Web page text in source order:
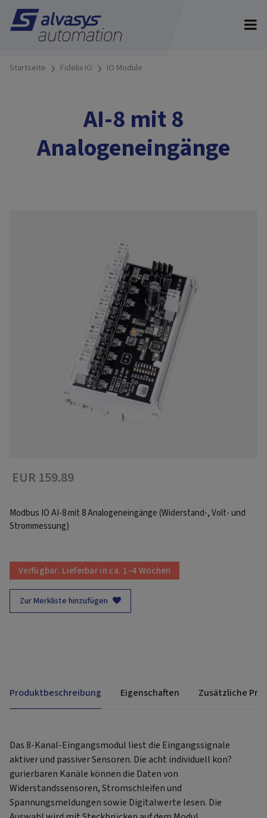
Startseite Fidelix IO IO Module
AI-8 mit 8
Analogeneingänge
EUR 159.89
Modbus IO AI-8 mit 8 Analogeneingänge (Widerstand-, Volt- und
Strommessung)
Verfügbar: Lieferbar in ca. 1-4 Wochen
Zur Merkliste hinzufügen
Produktbeschreibung Eigenschaften Zusätzliche
Das 8-Kanal-Eingangsmodul liest die Eingangssignale
aktiver und passiver Sensoren. Die acht individuell kon?
gurierbaren Kanäle können die Daten von
Widerstandssensoren, Stromschleifen und
Spannungsmeldungen sowie Digitalwerte lesen. Die